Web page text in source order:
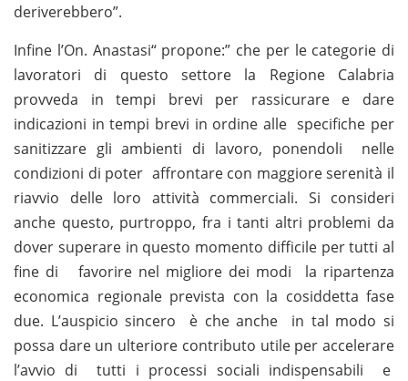
deriverebbero”.
Infine l’On. Anastasi“ propone:” che per le categorie di
lavoratori di questo settore la Regione Calabria
provveda in tempi brevi per rassicurare e dare
indicazioni in tempi brevi in ordine alle specifiche per
sanitizzare gli ambienti di lavoro, ponendoli nelle
condizioni di poter affrontare con maggiore serenità il
riavvio delle loro attività commerciali. Si consideri
anche questo, purtroppo, fra i tanti altri problemi da
dover superare in questo momento difficile per tutti al
fine di favorire nel migliore dei modi la ripartenza
economica regionale prevista con la cosiddetta fase
due. L’auspicio sincero è che anche in tal modo si
possa dare un ulteriore contributo utile per accelerare
l’avvio di tutti i processi sociali indispensabili e